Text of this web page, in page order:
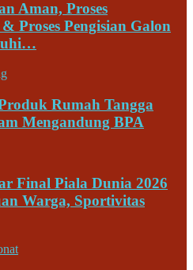
Aman, Proses
Proses Pengisian Galon
Rumah Tangga
Mengandung BPA
Final Piala Dunia 2026
Warga, Sportivitas